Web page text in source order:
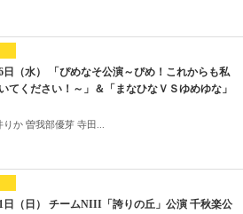
日（水） 「ぴめなそ公演～ぴめ！これからも私
てください！～」＆「まなひなＶＳゆめゆな」
か 曽我部優芽 寺田...
日（日） チームNIII「誇りの丘」公演 千秋楽公